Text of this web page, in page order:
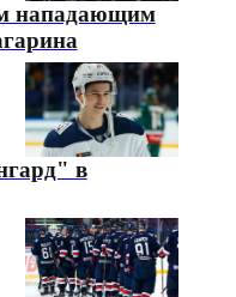
нападающим
в